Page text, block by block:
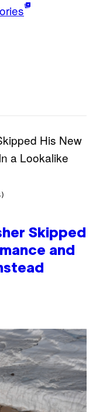
Skipped
and